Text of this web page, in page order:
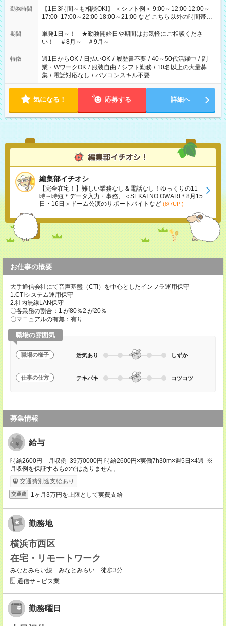
勤務時間
【1日3時間～も相談OK!】 ＜シフト例＞ 9:00～12:00 12:00～
17:00 17:00～22:00 18:00～21:00 など こちら以外の時間帯も
お気軽にご相談ください！
期間
単発1日～！ ★勤務開始日や期間はお気軽にご相談くださ
い！ ＃8月～ ＃9月～
特徴 週1日からOK / 日払いOK / 履歴書不要 / 40～50代活躍中 / 副
業・WワークOK / 服装自由 / シフト勤務 / 10名以上の大量募
集 / 電話対応なし / パソコンスキル不要
気になる！ 応募する 詳細へ
編集部イチオシ
【完全在宅！】難しい業務なし＆電話なし！ゆっくりの11
時～時短＊データ入力・事務、＜SEKAI NO OWARI＊8月15
日・16日＞ドーム公演のサポートバイトなど (8/7UP!)
お仕事の概要
大手通信会社にて音声基盤（CTI）を中心としたインフラ運用保守
1.CTIシステム運用保守
2.社内無線LAN保守
〇各業務の割合：1.が80％2.が20％
〇マニュアルの有無：有り
職場の雰囲気
職場の様子 活気あり しずか
仕事の仕方 テキパキ コツコツ
募集情報
給与
時給2600円 月収例 39万0000円 時給2600円×実働7h30m×週5日×4週 ※
月収例を保証するものではありません。
交通費別途支給あり
交通費 1ヶ月3万円を上限として実費支給
勤務地
横浜市西区
在宅・リモートワーク
みなとみらい線 みなとみらい 徒歩3分
通信サ－ビス業
勤務曜日